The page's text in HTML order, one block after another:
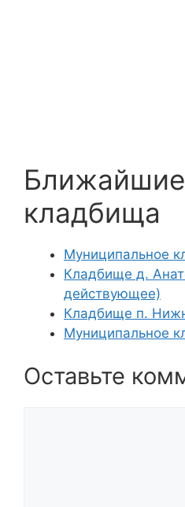
Ближайшие
кладбища
Муниципальное
Кладбище д.
действующее)
Кладбище п.
Муниципальное
Оставьте